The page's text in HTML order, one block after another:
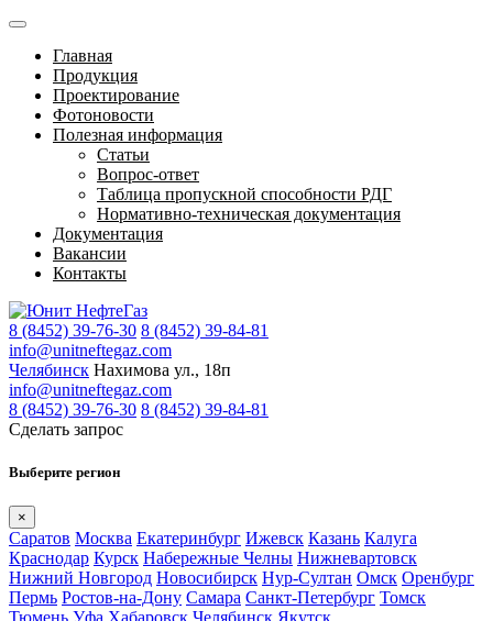
Главная
Продукция
Проектирование
Фотоновости
Полезная информация
Статьи
Вопрос-ответ
Таблица пропускной способности РДГ
Нормативно-техническая документация
Документация
Вакансии
Контакты
8 (8452) 39-76-30 8 (8452) 39-84-81
info@unitneftegaz.com
Челябинск Нахимова ул., 18п
info@unitneftegaz.com
8 (8452) 39-76-30 8 (8452) 39-84-81
Сделать запрос
Выберите регион
×
Саратов Москва Екатеринбург Ижевск Казань Калуга
Краснодар Курск Набережные Челны Нижневартовск
Нижний Новгород Новосибирск Нур-Султан Омск Оренбург
Пермь Ростов-на-Дону Самара Санкт-Петербург Томск